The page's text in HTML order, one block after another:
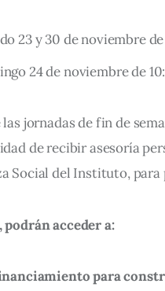
23 y 30 de noviembre
24 de noviembre de
jornadas de fin de
de recibir asesoría
Social del Instituto,
podrán acceder a:
para